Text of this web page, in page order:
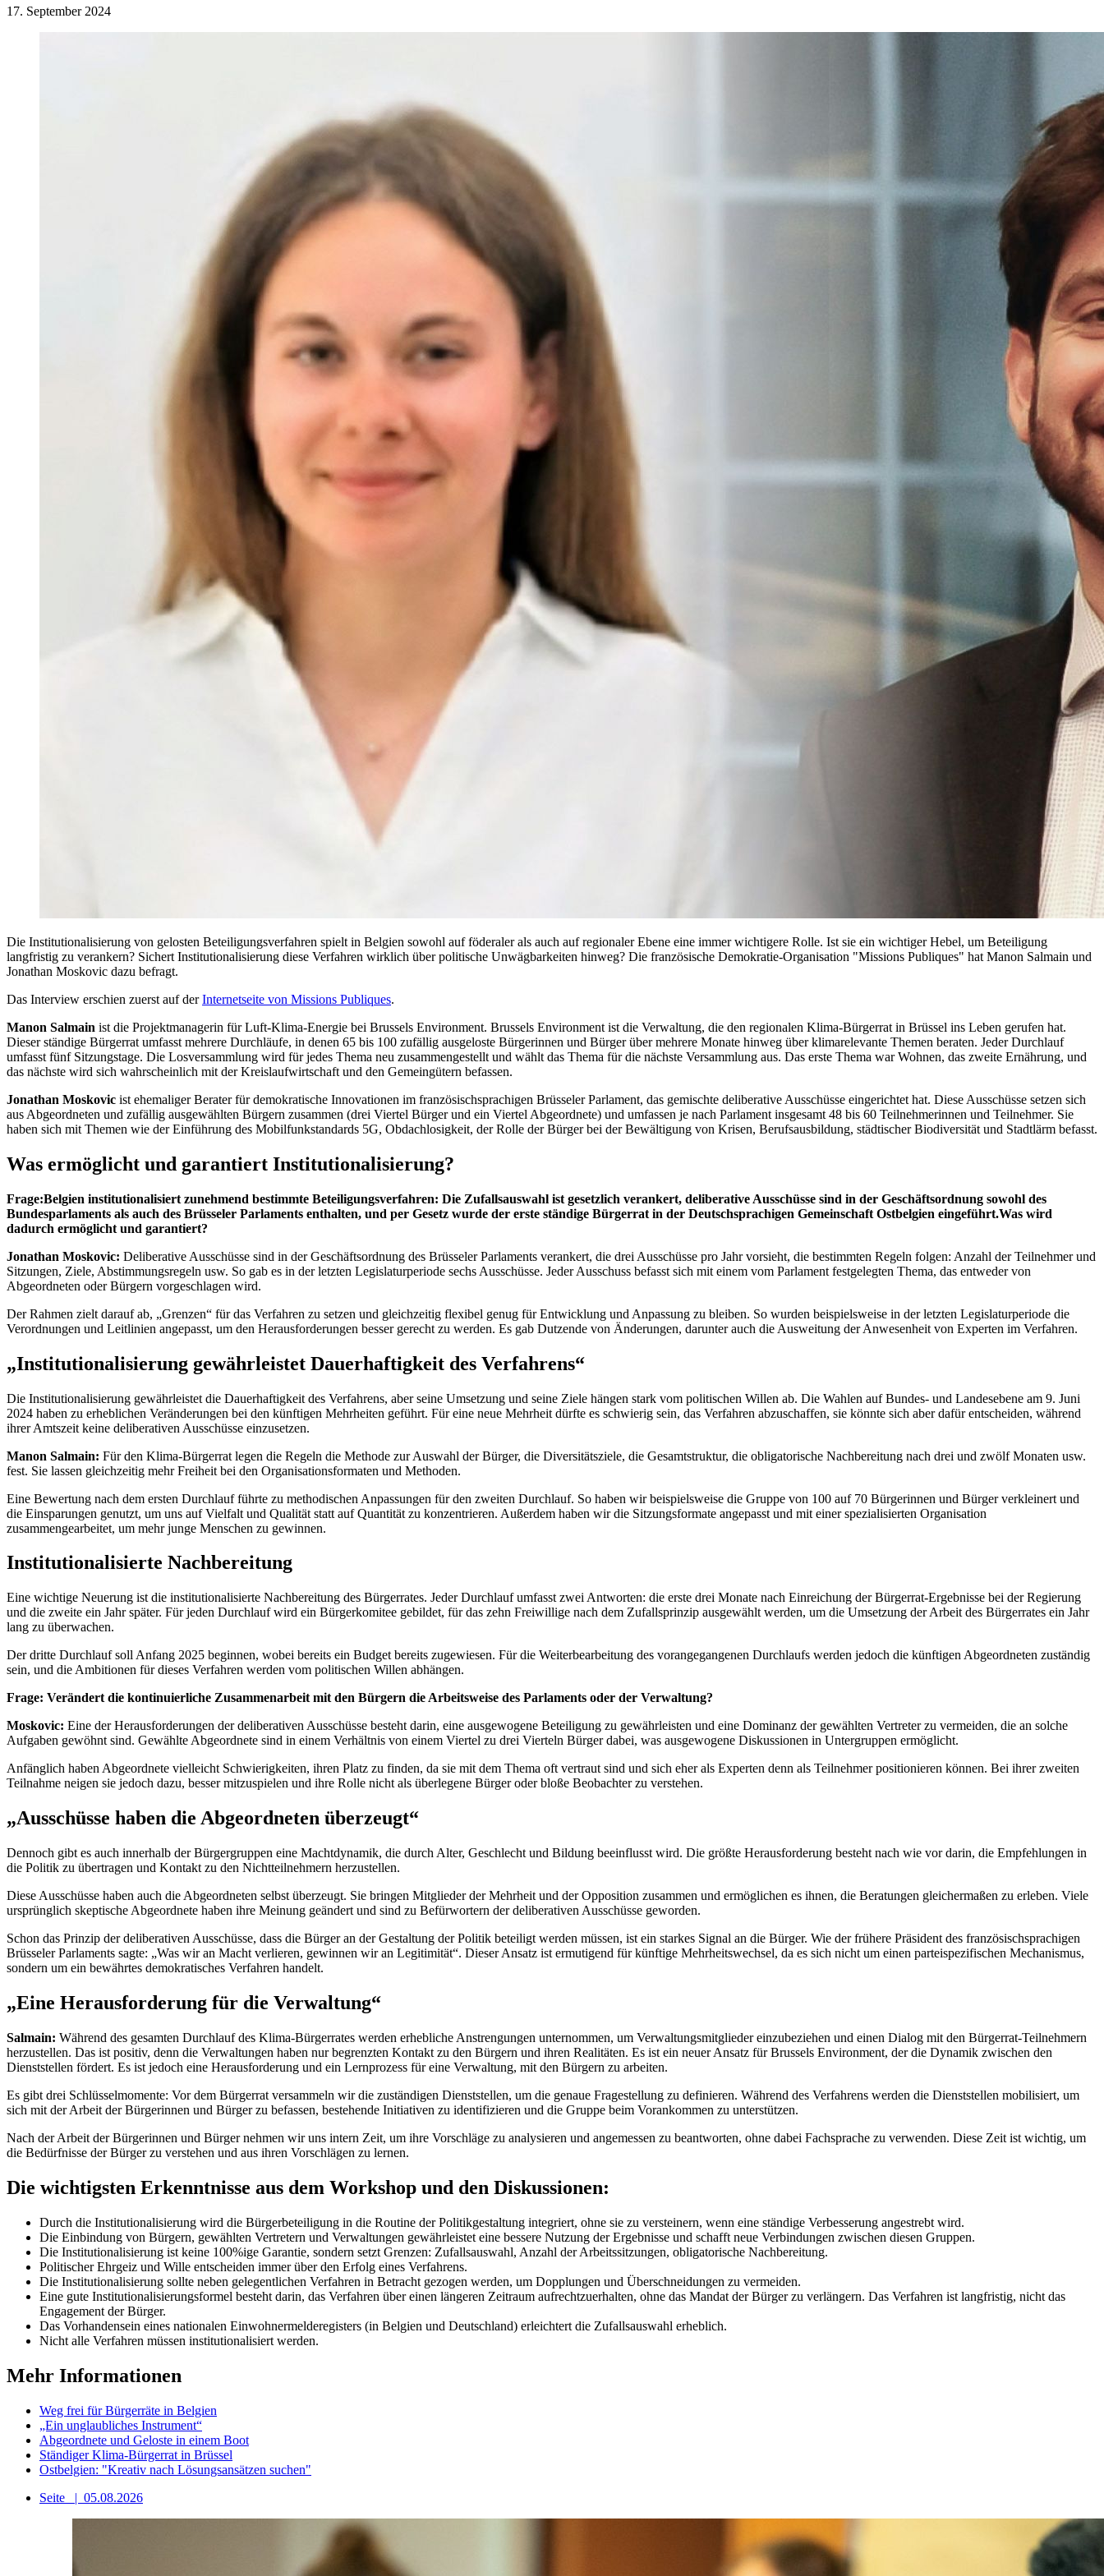
17. September 2024
Die Institutionalisierung von gelosten Beteiligungsverfahren spielt in Belgien sowohl auf föderaler als auch auf regionaler Ebene eine immer wichtigere Rolle. Ist sie ein wichtiger Hebel, um Beteiligung
langfristig zu verankern? Sichert Institutionalisierung diese Verfahren wirklich über politische Unwägbarkeiten hinweg? Die französische Demokratie-Organisation "Missions Publiques" hat Manon Salmain und
Jonathan Moskovic dazu befragt.
Das Interview erschien zuerst auf derInternetseite von Missions Publiques.
Manon Salmain ist die Projektmanagerin für Luft-Klima-Energie bei Brussels Environment. Brussels Environment ist die Verwaltung, die den regionalen Klima-Bürgerrat in Brüssel ins Leben gerufen hat.
Dieser ständige Bürgerrat umfasst mehrere Durchläufe, in denen 65 bis 100 zufällig ausgeloste Bürgerinnen und Bürger über mehrere Monate hinweg über klimarelevante Themen beraten. Jeder Durchlauf
umfasst fünf Sitzungstage. Die Losversammlung wird für jedes Thema neu zusammengestellt und wählt das Thema für die nächste Versammlung aus. Das erste Thema war Wohnen, das zweite Ernährung, und
das nächste wird sich wahrscheinlich mit der Kreislaufwirtschaft und den Gemeingütern befassen.
Jonathan Moskovic ist ehemaliger Berater für demokratische Innovationen im französischsprachigen Brüsseler Parlament, das gemischte deliberative Ausschüsse eingerichtet hat. Diese Ausschüsse setzen sich
aus Abgeordneten und zufällig ausgewählten Bürgern zusammen (drei Viertel Bürger und ein Viertel Abgeordnete) und umfassen je nach Parlament insgesamt 48 bis 60 Teilnehmerinnen und Teilnehmer. Sie
haben sich mit Themen wie der Einführung des Mobilfunkstandards 5G, Obdachlosigkeit, der Rolle der Bürger bei der Bewältigung von Krisen, Berufsausbildung, städtischer Biodiversität und Stadtlärm befasst.
Was ermöglicht und garantiert Institutionalisierung?
Frage:Belgien institutionalisiert zunehmend bestimmte Beteiligungsverfahren: Die Zufallsauswahl ist gesetzlich verankert, deliberative Ausschüsse sind in der Geschäftsordnung sowohl des
Bundesparlaments als auch des Brüsseler Parlaments enthalten, und per Gesetz wurde der erste ständige Bürgerrat in der Deutschsprachigen Gemeinschaft Ostbelgien eingeführt.Was wird
dadurch ermöglicht und garantiert?
Jonathan Moskovic: Deliberative Ausschüsse sind in der Geschäftsordnung des Brüsseler Parlaments verankert, die drei Ausschüsse pro Jahr vorsieht, die bestimmten Regeln folgen: Anzahl der Teilnehmer und
Sitzungen, Ziele, Abstimmungsregeln usw. So gab es in der letzten Legislaturperiode sechs Ausschüsse. Jeder Ausschuss befasst sich mit einem vom Parlament festgelegten Thema, das entweder von
Abgeordneten oder Bürgern vorgeschlagen wird.
Der Rahmen zielt darauf ab, „Grenzen“ für das Verfahren zu setzen und gleichzeitig flexibel genug für Entwicklung und Anpassung zu bleiben. So wurden beispielsweise in der letzten Legislaturperiode die
Verordnungen und Leitlinien angepasst, um den Herausforderungen besser gerecht zu werden. Es gab Dutzende von Änderungen, darunter auch die Ausweitung der Anwesenheit von Experten im Verfahren.
„Institutionalisierung gewährleistet Dauerhaftigkeit des Verfahrens“
Die Institutionalisierung gewährleistet die Dauerhaftigkeit des Verfahrens, aber seine Umsetzung und seine Ziele hängen stark vom politischen Willen ab. Die Wahlen auf Bundes- und Landesebene am 9. Juni
2024 haben zu erheblichen Veränderungen bei den künftigen Mehrheiten geführt. Für eine neue Mehrheit dürfte es schwierig sein, das Verfahren abzuschaffen, sie könnte sich aber dafür entscheiden, während
ihrer Amtszeit keine deliberativen Ausschüsse einzusetzen.
Manon Salmain: Für den Klima-Bürgerrat legen die Regeln die Methode zur Auswahl der Bürger, die Diversitätsziele, die Gesamtstruktur, die obligatorische Nachbereitung nach drei und zwölf Monaten usw.
fest. Sie lassen gleichzeitig mehr Freiheit bei den Organisationsformaten und Methoden.
Eine Bewertung nach dem ersten Durchlauf führte zu methodischen Anpassungen für den zweiten Durchlauf. So haben wir beispielsweise die Gruppe von 100 auf 70 Bürgerinnen und Bürger verkleinert und
die Einsparungen genutzt, um uns auf Vielfalt und Qualität statt auf Quantität zu konzentrieren. Außerdem haben wir die Sitzungsformate angepasst und mit einer spezialisierten Organisation
zusammengearbeitet, um mehr junge Menschen zu gewinnen.
Institutionalisierte Nachbereitung
Eine wichtige Neuerung ist die institutionalisierte Nachbereitung des Bürgerrates. Jeder Durchlauf umfasst zwei Antworten: die erste drei Monate nach Einreichung der Bürgerrat-Ergebnisse bei der Regierung
und die zweite ein Jahr später. Für jeden Durchlauf wird ein Bürgerkomitee gebildet, für das zehn Freiwillige nach dem Zufallsprinzip ausgewählt werden, um die Umsetzung der Arbeit des Bürgerrates ein Jahr
lang zu überwachen.
Der dritte Durchlauf soll Anfang 2025 beginnen, wobei bereits ein Budget bereits zugewiesen. Für die Weiterbearbeitung des vorangegangenen Durchlaufs werden jedoch die künftigen Abgeordneten zuständig
sein, und die Ambitionen für dieses Verfahren werden vom politischen Willen abhängen.
Frage: Verändert die kontinuierliche Zusammenarbeit mit den Bürgern die Arbeitsweise des Parlaments oder der Verwaltung?
Moskovic: Eine der Herausforderungen der deliberativen Ausschüsse besteht darin, eine ausgewogene Beteiligung zu gewährleisten und eine Dominanz der gewählten Vertreter zu vermeiden, die an solche
Aufgaben gewöhnt sind. Gewählte Abgeordnete sind in einem Verhältnis von einem Viertel zu drei Vierteln Bürger dabei, was ausgewogene Diskussionen in Untergruppen ermöglicht.
Anfänglich haben Abgeordnete vielleicht Schwierigkeiten, ihren Platz zu finden, da sie mit dem Thema oft vertraut sind und sich eher als Experten denn als Teilnehmer positionieren können. Bei ihrer zweiten
Teilnahme neigen sie jedoch dazu, besser mitzuspielen und ihre Rolle nicht als überlegene Bürger oder bloße Beobachter zu verstehen.
„Ausschüsse haben die Abgeordneten überzeugt“
Dennoch gibt es auch innerhalb der Bürgergruppen eine Machtdynamik, die durch Alter, Geschlecht und Bildung beeinflusst wird. Die größte Herausforderung besteht nach wie vor darin, die Empfehlungen in
die Politik zu übertragen und Kontakt zu den Nichtteilnehmern herzustellen.
Diese Ausschüsse haben auch die Abgeordneten selbst überzeugt. Sie bringen Mitglieder der Mehrheit und der Opposition zusammen und ermöglichen es ihnen, die Beratungen gleichermaßen zu erleben. Viele
ursprünglich skeptische Abgeordnete haben ihre Meinung geändert und sind zu Befürwortern der deliberativen Ausschüsse geworden.
Schon das Prinzip der deliberativen Ausschüsse, dass die Bürger an der Gestaltung der Politik beteiligt werden müssen, ist ein starkes Signal an die Bürger. Wie der frühere Präsident des französischsprachigen
Brüsseler Parlaments sagte: „Was wir an Macht verlieren, gewinnen wir an Legitimität“. Dieser Ansatz ist ermutigend für künftige Mehrheitswechsel, da es sich nicht um einen parteispezifischen Mechanismus,
sondern um ein bewährtes demokratisches Verfahren handelt.
„Eine Herausforderung für die Verwaltung“
Salmain: Während des gesamten Durchlauf des Klima-Bürgerrates werden erhebliche Anstrengungen unternommen, um Verwaltungsmitglieder einzubeziehen und einen Dialog mit den Bürgerrat-Teilnehmern
herzustellen. Das ist positiv, denn die Verwaltungen haben nur begrenzten Kontakt zu den Bürgern und ihren Realitäten. Es ist ein neuer Ansatz für Brussels Environment, der die Dynamik zwischen den
Dienststellen fördert. Es ist jedoch eine Herausforderung und ein Lernprozess für eine Verwaltung, mit den Bürgern zu arbeiten.
Es gibt drei Schlüsselmomente: Vor dem Bürgerrat versammeln wir die zuständigen Dienststellen, um die genaue Fragestellung zu definieren. Während des Verfahrens werden die Dienststellen mobilisiert, um
sich mit der Arbeit der Bürgerinnen und Bürger zu befassen, bestehende Initiativen zu identifizieren und die Gruppe beim Vorankommen zu unterstützen.
Nach der Arbeit der Bürgerinnen und Bürger nehmen wir uns intern Zeit, um ihre Vorschläge zu analysieren und angemessen zu beantworten, ohne dabei Fachsprache zu verwenden. Diese Zeit ist wichtig, um
die Bedürfnisse der Bürger zu verstehen und aus ihren Vorschlägen zu lernen.
Die wichtigsten Erkenntnisse aus dem Workshop und den Diskussionen:
Durch die Institutionalisierung wird die Bürgerbeteiligung in die Routine der Politikgestaltung integriert, ohne sie zu versteinern, wenn eine ständige Verbesserung angestrebt wird.
Die Einbindung von Bürgern, gewählten Vertretern und Verwaltungen gewährleistet eine bessere Nutzung der Ergebnisse und schafft neue Verbindungen zwischen diesen Gruppen.
Die Institutionalisierung ist keine 100%ige Garantie, sondern setzt Grenzen: Zufallsauswahl, Anzahl der Arbeitssitzungen, obligatorische Nachbereitung.
Politischer Ehrgeiz und Wille entscheiden immer über den Erfolg eines Verfahrens.
Die Institutionalisierung sollte neben gelegentlichen Verfahren in Betracht gezogen werden, um Dopplungen und Überschneidungen zu vermeiden.
Eine gute Institutionalisierungsformel besteht darin, das Verfahren über einen längeren Zeitraum aufrechtzuerhalten, ohne das Mandat der Bürger zu verlängern. Das Verfahren ist langfristig, nicht das
Engagement der Bürger.
Das Vorhandensein eines nationalen Einwohnermelderegisters (in Belgien und Deutschland) erleichtert die Zufallsauswahl erheblich.
Nicht alle Verfahren müssen institutionalisiert werden.
Mehr Informationen
Weg frei für Bürgerräte in Belgien
„Ein unglaubliches Instrument“
Abgeordnete und Geloste in einem Boot
Ständiger Klima-Bürgerrat in Brüssel
Ostbelgien: "Kreativ nach Lösungsansätzen suchen"
Seite
| 05.08.2026